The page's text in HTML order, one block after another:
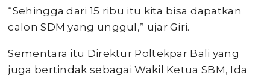
“Sehingga dari 15 ribu itu kita bisa dapatkan
calon SDM yang unggul,” ujar Giri.
Sementara itu Direktur Poltekpar Bali yang
juga bertindak sebagai Wakil Ketua SBM, Ida